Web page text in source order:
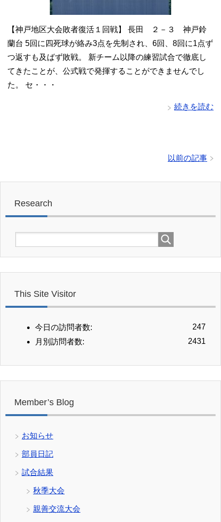
【神戸地区大会敗者復活１回戦】 長田 ２－３ 神戸鈴
蘭台 5回に四死球が絡み3点を先制され、6回、8回に1点ず
つ返すも及ばず敗戦。 新チーム以降の練習試合で徹底し
てきたことが、公式戦で発揮することができませんでし
た。 セ・・・
続きを読む
以前の記事
Research
This Site Visitor
247
今日の訪問者数:
2431
月別訪問者数:
Member’s Blog
お知らせ
部員日記
試合結果
秋季大会
親善交流大会